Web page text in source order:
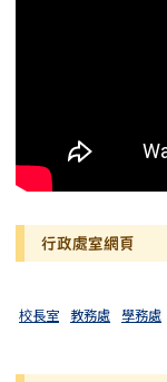
行政處室網頁
校長室 教務處 學務處